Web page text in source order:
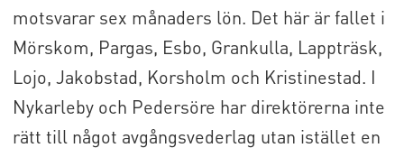
motsvarar sex månaders lön. Det här är fallet i
Mörskom, Pargas, Esbo, Grankulla, Lappträsk,
Lojo, Jakobstad, Korsholm och Kristinestad. I
Nykarleby och Pedersöre har direktörerna inte
rätt till något avgångsvederlag utan istället en